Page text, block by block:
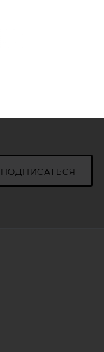
ПОДПИСАТЬСЯ